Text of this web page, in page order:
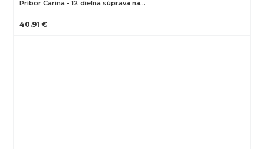
Príbor Carina - 12 dielna súprava na…
40.91 €